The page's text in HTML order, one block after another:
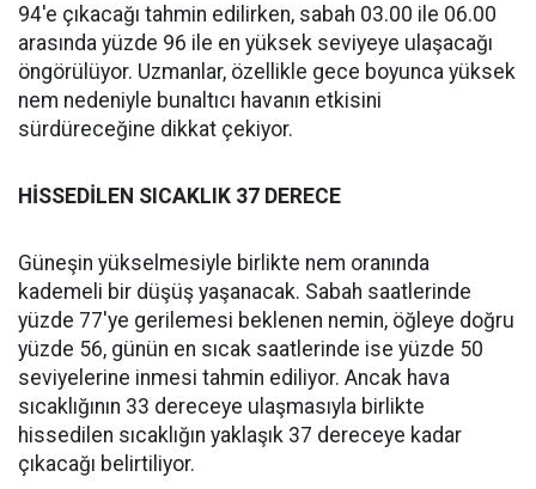
94'e çıkacağı tahmin edilirken, sabah 03.00 ile 06.00
arasında yüzde 96 ile en yüksek seviyeye ulaşacağı
öngörülüyor. Uzmanlar, özellikle gece boyunca yüksek
nem nedeniyle bunaltıcı havanın etkisini
sürdüreceğine dikkat çekiyor.
HİSSEDİLEN SICAKLIK 37 DERECE
Güneşin yükselmesiyle birlikte nem oranında
kademeli bir düşüş yaşanacak. Sabah saatlerinde
yüzde 77'ye gerilemesi beklenen nemin, öğleye doğru
yüzde 56, günün en sıcak saatlerinde ise yüzde 50
seviyelerine inmesi tahmin ediliyor. Ancak hava
sıcaklığının 33 dereceye ulaşmasıyla birlikte
hissedilen sıcaklığın yaklaşık 37 dereceye kadar
çıkacağı belirtiliyor.